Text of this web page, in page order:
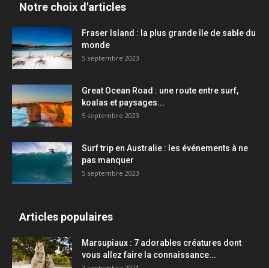
Notre choix d'articles
Fraser Island : la plus grande île de sable du
monde
5 septembre 2023
Great Ocean Road : une route entre surf,
koalas et paysages...
5 septembre 2023
Surf trip en Australie : les événements à ne
pas manquer
5 septembre 2023
Articles populaires
Marsupiaux : 7 adorables créatures dont
vous allez faire la connaissance...